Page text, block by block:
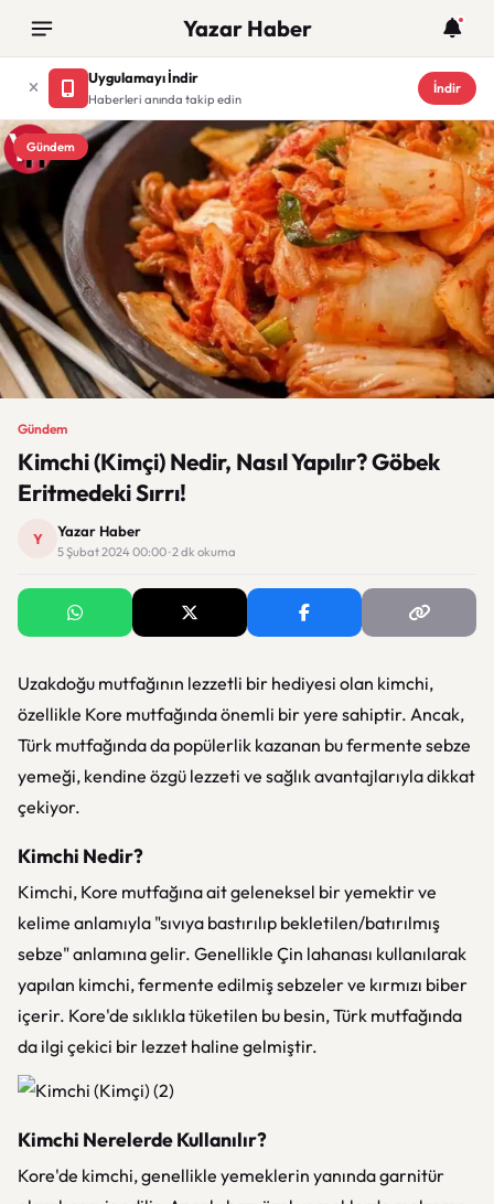
Yazar Haber
Uygulamayı İndir
Haberleri anında takip edin
İndir
Gündem
Gündem
Kimchi (Kimçi) Nedir, Nasıl Yapılır? Göbek
Eritmedeki Sırrı!
Y Yazar Haber
5 Şubat 2024 00:00 · 2 dk okuma
Uzakdoğu mutfağının lezzetli bir hediyesi olan kimchi,
özellikle Kore mutfağında önemli bir yere sahiptir. Ancak,
Türk mutfağında da popülerlik kazanan bu fermente sebze
yemeği, kendine özgü lezzeti ve sağlık avantajlarıyla dikkat
çekiyor.
Kimchi Nedir?
Kimchi, Kore mutfağına ait geleneksel bir yemektir ve
kelime anlamıyla "sıvıya bastırılıp bekletilen/batırılmış
sebze" anlamına gelir. Genellikle Çin lahanası kullanılarak
yapılan kimchi, fermente edilmiş sebzeler ve kırmızı biber
içerir. Kore'de sıklıkla tüketilen bu besin, Türk mutfağında
da ilgi çekici bir lezzet haline gelmiştir.
Kimchi Nerelerde Kullanılır?
Kore'de kimchi, genellikle yemeklerin yanında garnitür